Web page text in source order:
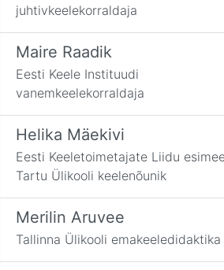
juhtivkeelekorraldaja
Maire Raadik
Eesti Keele Instituudi
vanemkeelekorraldaja
Helika Mäekivi
Eesti Keeletoimetajate Liidu
Tartu Ülikooli keelenõunik
Merilin Aruvee
Tallinna Ülikooli